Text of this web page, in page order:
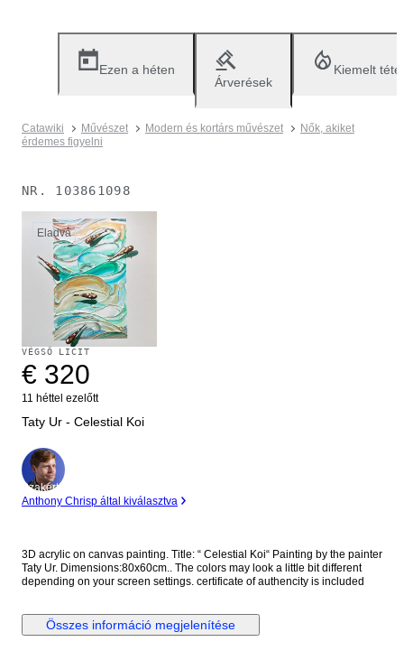
Ezen a héten
Árverések
Kiemelt
Catawiki Művészet Modern és kortárs művészet
Nők, akiket
érdemes figyelni
NR. 103861098
Eladva
VÉGSŐ LICIT
€ 320
11 héttel ezelőtt
Taty Ur - Celestial Koi
Szakértő
Anthony Chrisp által kiválasztva
3D acrylic on canvas painting. Title: “ Celestial Koi“ Painting by the painter
Taty Ur. Dimensions:80x60cm.. The colors may look a little bit different
depending on your screen settings. certificate of authencity is included
Összes információ megjelenítése